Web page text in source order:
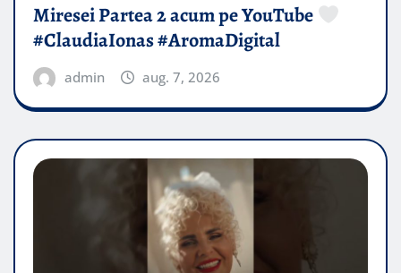
Miresei Partea 2 acum pe YouTube
#ClaudiaIonas #AromaDigital
admin aug. 7, 2026